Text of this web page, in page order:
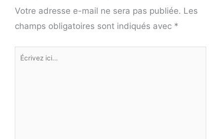
Votre adresse e-mail ne sera pas publiée. Les
champs obligatoires sont indiqués avec *
Écrivez